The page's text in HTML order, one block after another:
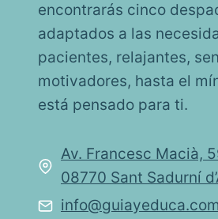
encontrarás cinco
adaptados a las
pacientes, relajantes,
motivadores, hasta el
está pensado para ti.
Av. Francesc Macià,
08770 Sant Sadurní
info@guiayeduca.com